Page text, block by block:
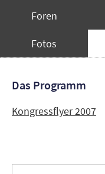
Foren
Fotos
Das Programm
Kongressflyer 2007